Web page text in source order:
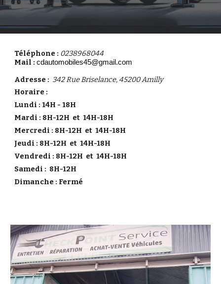
Téléphone : 0238968044
Mail :cdautomobiles45@gmail.com
Adresse : 342 Rue Briselance, 45200 Amilly
Horaire :
Lundi : 14H - 18H
Mardi : 8H-12H et 14H-18H
Mercredi : 8H-12H et 14H-18H
Jeudi : 8H-12H et 14H-18H
Vendredi : 8H-12H et 14H-18H
Samedi : 8H-12H
Dimanche : Fermé